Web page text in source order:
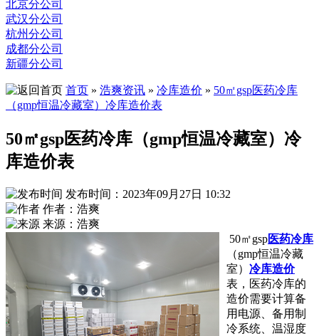
北京分公司
武汉分公司
杭州分公司
成都分公司
新疆分公司
首页 » 浩爽资讯 » 冷库造价 » 50㎡gsp医药冷库
（gmp恒温冷藏室）冷库造价表
50㎡gsp医药冷库（gmp恒温冷藏室）冷
库造价表
发布时间：2023年09月27日 10:32
作者：浩爽
来源：浩爽
50㎡gsp医药冷库
（gmp恒温冷藏
室） 冷库造价
表，医药冷库的
造价需要计算备
用电源、备用制
冷系统、温湿度